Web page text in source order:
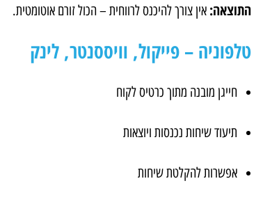
התוצאה: אין צורך להיכנס לרווחית – הכול זורם אוטומטית.
טלפוניה – פייקול, וויססנטר, לינק
חייגן מובנה מתוך כרטיס לקוח
תיעוד שיחות נכנסות ויוצאות
אפשרות להקלטת שיחות